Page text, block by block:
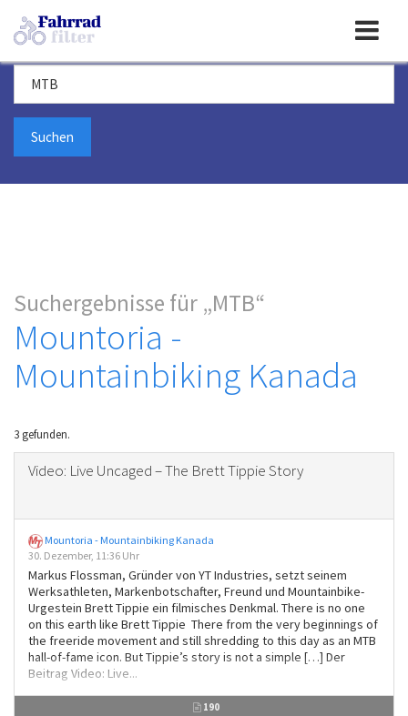
Toggle
navigation
Suchbegriff
Suchergebnisse für MTB
Mountoria -
Mountainbiking Kanada
3 gefunden.
Video: Live Uncaged – The Brett Tippie Story
Mountoria - Mountainbiking Kanada
30. Dezember, 11:36 Uhr
Markus Flossman, Gründer von YT Industries, setzt seinem
Werksathleten, Markenbotschafter, Freund und Mountainbike-
Urgestein Brett Tippie ein filmisches Denkmal. There is no one
on this earth like Brett Tippie There from the very beginnings of
the freeride movement and still shredding to this day as an MTB
hall-of-fame icon. But Tippie’s story is not a simple […] Der
Beitrag Video: Live...
190